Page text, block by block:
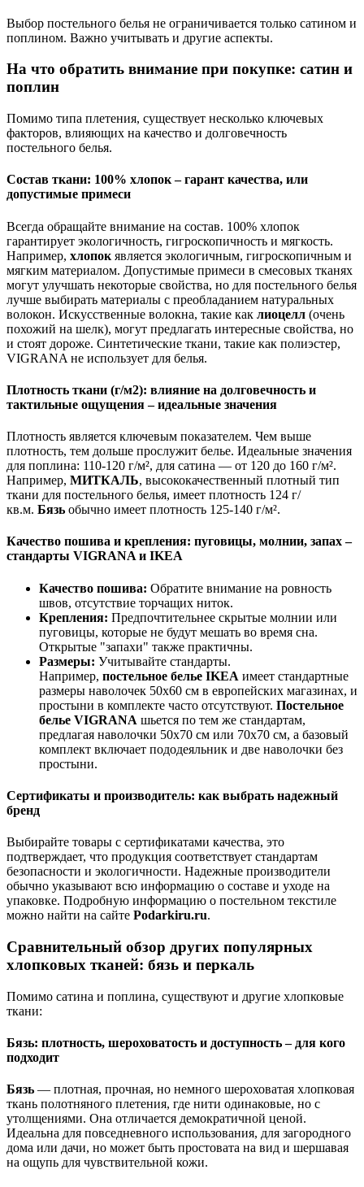
Выбор постельного белья не ограничивается только сатином и
поплином. Важно учитывать и другие аспекты.
На что обратить внимание при покупке: сатин и
поплин
Помимо типа плетения, существует несколько ключевых
факторов, влияющих на качество и долговечность
постельного белья.
Состав ткани: 100% хлопок – гарант качества, или
допустимые примеси
Всегда обращайте внимание на состав. 100% хлопок
гарантирует экологичность, гигроскопичность и мягкость.
Например, хлопок является экологичным, гигроскопичным и
мягким материалом. Допустимые примеси в смесовых тканях
могут улучшать некоторые свойства, но для постельного белья
лучше выбирать материалы с преобладанием натуральных
волокон. Искусственные волокна, такие как лиоцелл (очень
похожий на шелк), могут предлагать интересные свойства, но
и стоят дороже. Синтетические ткани, такие как полиэстер,
VIGRANA не использует для белья.
Плотность ткани (г/м2): влияние на долговечность и
тактильные ощущения – идеальные значения
Плотность является ключевым показателем. Чем выше
плотность, тем дольше прослужит белье. Идеальные значения
для поплина: 110-120 г/м², для сатина — от 120 до 160 г/м².
Например, МИТКАЛЬ, высококачественный плотный тип
ткани для постельного белья, имеет плотность 124 г/
кв.м. Бязь обычно имеет плотность 125-140 г/м².
Качество пошива и крепления: пуговицы, молнии, запах –
стандарты VIGRANA и IKEA
Качество пошива: Обратите внимание на ровность
швов, отсутствие торчащих ниток.
Крепления: Предпочтительнее скрытые молнии или
пуговицы, которые не будут мешать во время сна.
Открытые "запахи" также практичны.
Размеры: Учитывайте стандарты.
Например, постельное белье IKEA имеет стандартные
размеры наволочек 50x60 см в европейских магазинах, и
простыни в комплекте часто отсутствуют. Постельное
белье VIGRANA шьется по тем же стандартам,
предлагая наволочки 50x70 см или 70x70 см, а базовый
комплект включает пододеяльник и две наволочки без
простыни.
Сертификаты и производитель: как выбрать надежный
бренд
Выбирайте товары с сертификатами качества, это
подтверждает, что продукция соответствует стандартам
безопасности и экологичности. Надежные производители
обычно указывают всю информацию о составе и уходе на
упаковке. Подробную информацию о постельном текстиле
можно найти на сайте Podarkiru.ru.
Сравнительный обзор других популярных
хлопковых тканей: бязь и перкаль
Помимо сатина и поплина, существуют и другие хлопковые
ткани:
Бязь: плотность, шероховатость и доступность – для кого
подходит
Бязь — плотная, прочная, но немного шероховатая хлопковая
ткань полотняного плетения, где нити одинаковые, но с
утолщениями. Она отличается демократичной ценой.
Идеальна для повседневного использования, для загородного
дома или дачи, но может быть простовата на вид и шершавая
на ощупь для чувствительной кожи.